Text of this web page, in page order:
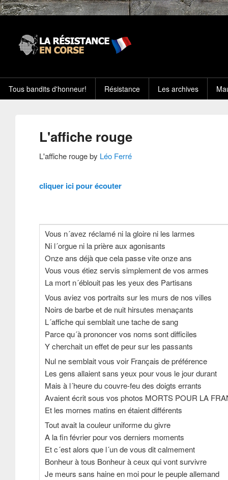
Tous bandits d'honneur! Résistance Les archives
L'affiche rouge
L'affiche rouge by Léo Ferré
cliquer ici pour écouter
Vous n´avez réclamé ni la gloire ni les larmes
Ni l´orgue ni la prière aux agonisants
Onze ans déjà que cela passe vite onze ans
Vous vous étiez servis simplement de vos armes
La mort n´éblouit pas les yeux des Partisans
Vous aviez vos portraits sur les murs de nos villes
Noirs de barbe et de nuit hirsutes menaçants
L´affiche qui semblait une tache de sang
Parce qu´à prononcer vos noms sont difficiles
Y cherchait un effet de peur sur les passants
Nul ne semblait vous voir Français de préférence
Les gens allaient sans yeux pour vous le jour durant
Mais à l´heure du couvre-feu des doigts errants
Avaient écrit sous vos photos MORTS POUR LA
Et les mornes matins en étaient différents
Tout avait la couleur uniforme du givre
A la fin février pour vos derniers moments
Et c´est alors que l´un de vous dit calmement
Bonheur à tous Bonheur à ceux qui vont survivre
Je meurs sans haine en moi pour le peuple allemand